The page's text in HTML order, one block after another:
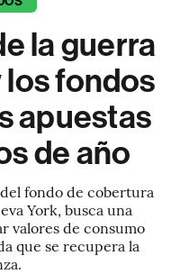
la guerra
fondos
apuestas
de año
fondo de cobertura
York, busca una
valores de consumo
que se recupera la